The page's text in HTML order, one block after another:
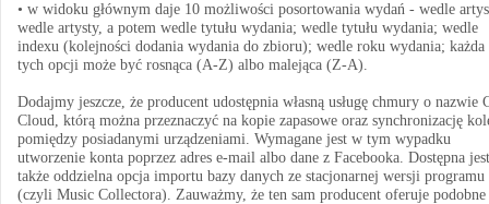
• w widoku głównym daje 10 możliwości posortowania wydań - wedle
wedle artysty, a potem wedle tytułu wydania; wedle tytułu wydania; wedle
indexu (kolejności dodania wydania do zbioru); wedle roku wydania; każda
tych opcji może być rosnąca (A-Z) albo malejąca (Z-A).
Dodajmy jeszcze, że producent udostępnia własną usługę chmury o nazwie
Cloud, którą można przeznaczyć na kopie zapasowe oraz synchronizację
pomiędzy posiadanymi urządzeniami. Wymagane jest w tym wypadku
utworzenie konta poprzez adres e-mail albo dane z Facebooka. Dostępna jest
także oddzielna opcja importu bazy danych ze stacjonarnej wersji programu
(czyli Music Collectora). Zauważmy, że ten sam producent oferuje podobne